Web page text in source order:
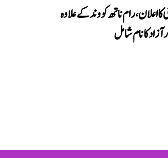
8 رکنی کمیٹی کا اعلان، رام ناتھ کووند کے علاوہ
کا نام شامل